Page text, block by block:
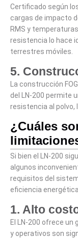
Certificado según
cargas de impacto
RMS y
resistencia lo hace
terrestres móviles.
5.
La construcción
del LN-200 permite
resistencia al polvo,
¿Cuáles
Si bien el LN-200
algunos
requisitos del
eficiencia
1. Alto
El LN-200 ofrece un
y operativos son